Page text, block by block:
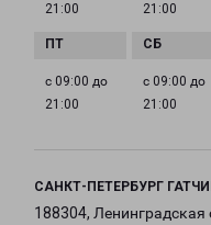
21:00
21:00
с 09:00 до
21:00
с 09:00 до
21:00
САНКТ-ПЕТЕРБУРГ
188304, Ленинградская